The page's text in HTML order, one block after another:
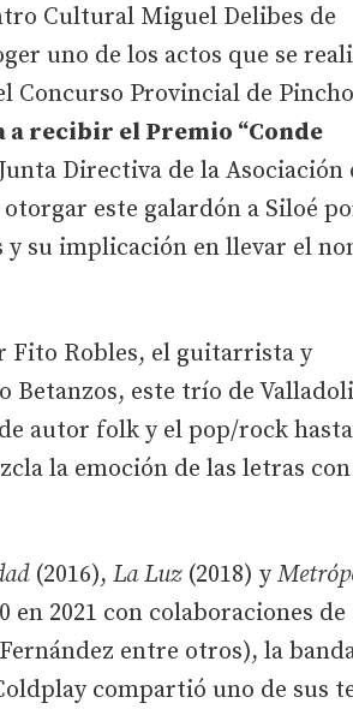
Cultural Miguel Delibes de
uno de los actos que se
Concurso Provincial de
a recibir el Premio “Conde
Directiva de la Asociación
este galardón a Siloé
su implicación en llevar el
Fito Robles, el guitarrista y
Betanzos, este trío de
autor folk y el pop/rock hasta
la emoción de las letras
(2016), La Luz(2018) y
2021 con colaboraciones de
entre otros), la
compartió uno de sus